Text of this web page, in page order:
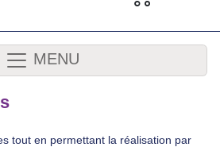
MENU
tout en permettant la réalisation par